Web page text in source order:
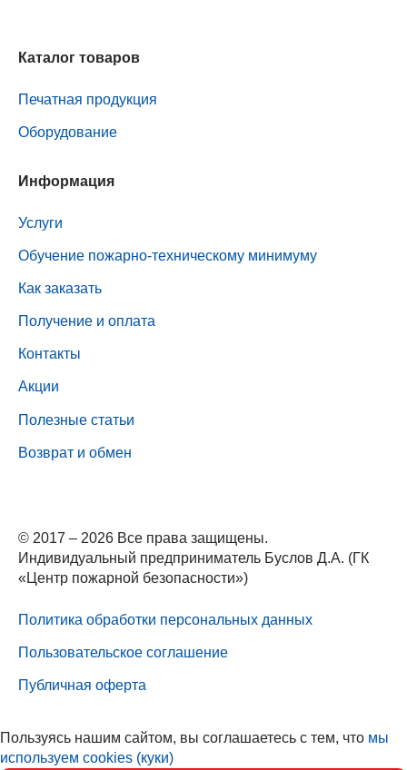
Каталог товаров
Печатная продукция
Оборудование
Информация
Услуги
Обучение пожарно-техническому минимуму
Как заказать
Получение и оплата
Контакты
Акции
Полезные статьи
Возврат и обмен
© 2017 – 2026 Все права защищены.
Индивидуальный предприниматель Буслов Д.А. (ГК
«Центр пожарной безопасности»)
Политика обработки персональных данных
Пользовательское соглашение
Публичная оферта
Пользуясь нашим сайтом, вы соглашаетесь с тем, что мы
используем cookies (куки)